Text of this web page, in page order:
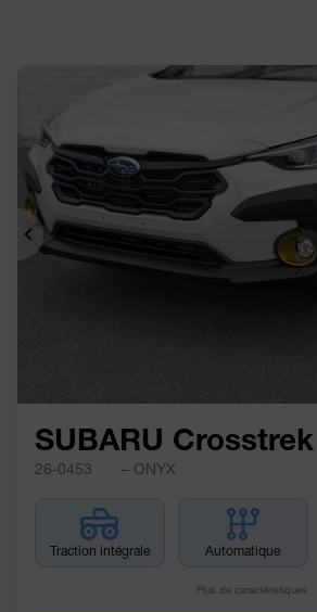
Précédent
SUBARU
26-0453 – ONYX
Traction intégrale Automatique
Plus de caractéristiques